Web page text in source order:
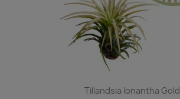
Tillandsia Ionantha Gold